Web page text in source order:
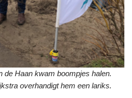
de Haan kwam boompjes halen.
overhandigt hem een lariks.